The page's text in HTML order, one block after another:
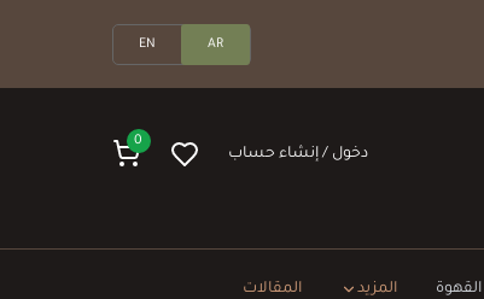
AR
EN
دخول / إنشاء حساب
0
المزيد المقالات